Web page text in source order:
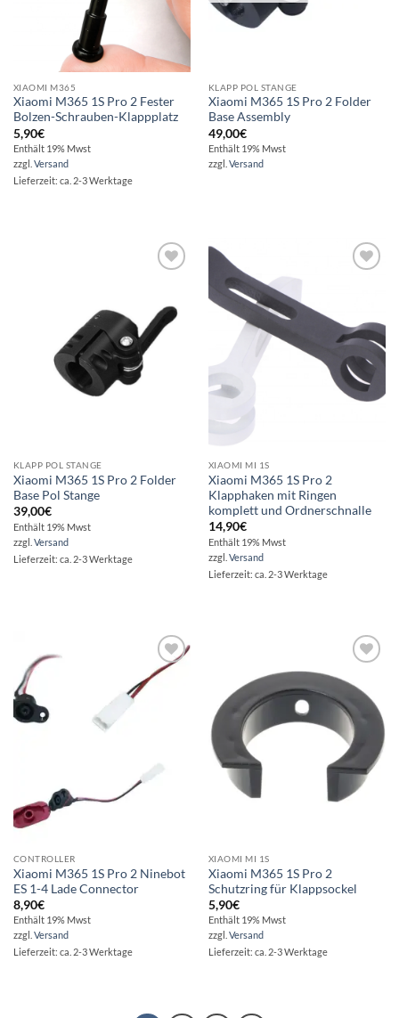
XIAOMI M365
Xiaomi M365 1S Pro 2 Fester
Bolzen-Schrauben-Klappplatz
5,90€
Enthält 19% Mwst
zzgl. Versand
Lieferzeit: ca. 2-3 Werktage
KLAPP POL STANGE
Xiaomi M365 1S Pro 2 Folder
Base Assembly
49,00€
Enthält 19% Mwst
zzgl. Versand
KLAPP POL STANGE
Xiaomi M365 1S Pro 2 Folder
Base Pol Stange
39,00€
Enthält 19% Mwst
zzgl. Versand
Lieferzeit: ca. 2-3 Werktage
XIAOMI MI 1S
Xiaomi M365 1S Pro 2
Klapphaken mit Ringen
komplett und Ordnerschnalle
14,90€
Enthält 19% Mwst
zzgl. Versand
Lieferzeit: ca. 2-3 Werktage
Auf die
Wunschliste
CONTROLLER
Xiaomi M365 1S Pro 2 Ninebot
ES 1-4 Lade Connector
8,90€
Enthält 19% Mwst
zzgl. Versand
Lieferzeit: ca. 2-3 Werktage
Auf die
Wunschliste
XIAOMI MI 1S
Xiaomi M365 1S Pro 2
Schutzring für Klappsockel
5,90€
Enthält 19% Mwst
zzgl. Versand
Lieferzeit: ca. 2-3 Werktage